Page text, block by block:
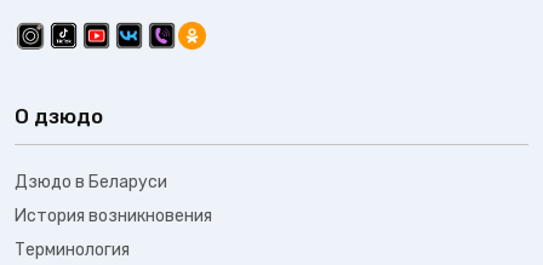
О дзюдо
Дзюдо в Беларуси
История возникновения
Терминология